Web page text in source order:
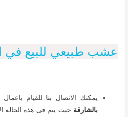
عشب طبيعي للبيع في
يمكنك الاتصال بنا للقيام باعمال
بالشارقة حيث يتم فى هذه الحالة